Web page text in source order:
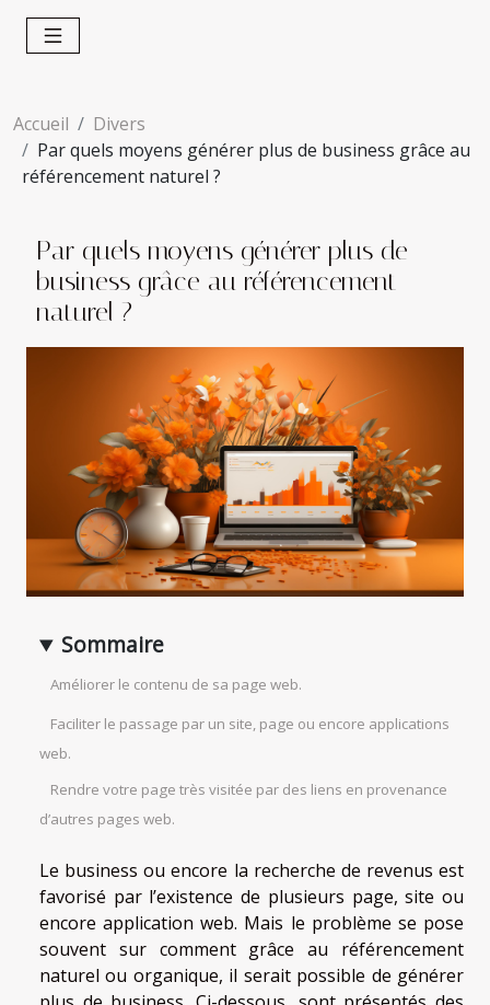
Accueil
Divers
Par quels moyens générer plus de business grâce au
référencement naturel ?
Par quels moyens générer plus de
business grâce au référencement
naturel ?
Sommaire
Améliorer le contenu de sa page web.
Faciliter le passage par un site, page ou encore applications
web.
Rendre votre page très visitée par des liens en provenance
d’autres pages web.
Le business ou encore la recherche de revenus est
favorisé par l’existence de plusieurs page, site ou
encore application web. Mais le problème se pose
souvent sur comment grâce au référencement
naturel ou organique, il serait possible de générer